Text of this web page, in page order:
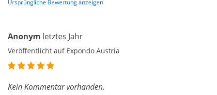
Ursprüngliche Bewertung anzeigen
Anonym letztes Jahr
Veröffentlicht auf Expondo Austria
Kein Kommentar vorhanden.